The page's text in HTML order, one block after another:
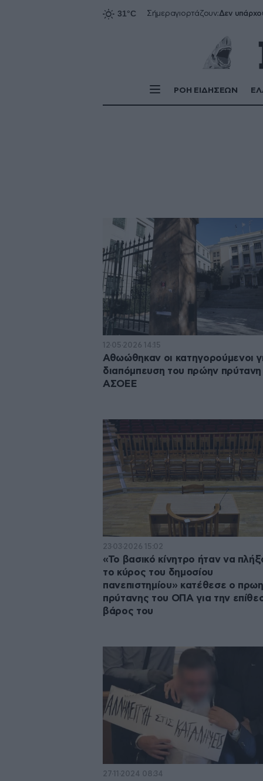
Σήμεραγιορτάζουν:Δεν
ΡΟΗ ΕΙΔΗΣΕΩΝ
12·05·2026 14:15
Αθωώθηκαν οι κατηγορούμενοι
διαπόμπευση του πρώην πρύτανη
ΑΣΟΕΕ
23·03·2026 15:02
«Το βασικό κίνητρο ήταν να
το κύρος του δημοσίου
πανεπιστημίου» κατέθεσε ο
πρύτανης του ΟΠΑ για την
βάρος του
27·11·2024 08:34